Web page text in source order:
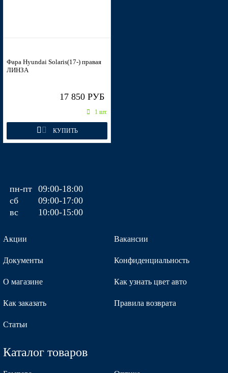
PXA - PURPLE FANTASIA
SAE - CARBON GREY, CYCLONE GRAY
MZH - PHANTOM BLACK, ULTRA BLACK PEARL, 팬텀블랙
MZH - PHANTOM BLACK, ULTRA BLACK PEARL, 팬텀블랙
Фара Hyundai Solaris(17-) правая
ЛИНЗА
17 850 РУБ
1 шт.
КУПИТЬ
пн-пт 09:00-18:00
сб
09:00-17:00
вс
10:00-15:00
Акции Вакансии
Документы Конфиденциальность
О магазине Как узнать цвет авто
Как заказать Правила возврата
Статьи
Каталог товаров